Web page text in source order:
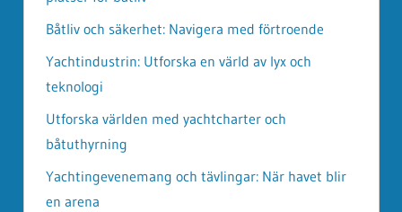
Båtliv och säkerhet: Navigera med förtroende
Yachtindustrin: Utforska en värld av lyx och
teknologi
Utforska världen med yachtcharter och
båtuthyrning
Yachtingevenemang och tävlingar: När havet blir
en arena